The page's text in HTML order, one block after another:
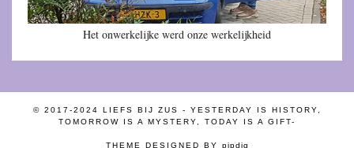
Het onwerkelijke werd onze werkelijkheid
© 2017-2024 LIEFS BIJ ZUS - YESTERDAY IS HISTORY,
TOMORROW IS A MYSTERY, TODAY IS A GIFT-
THEME DESIGNED BY pipdig